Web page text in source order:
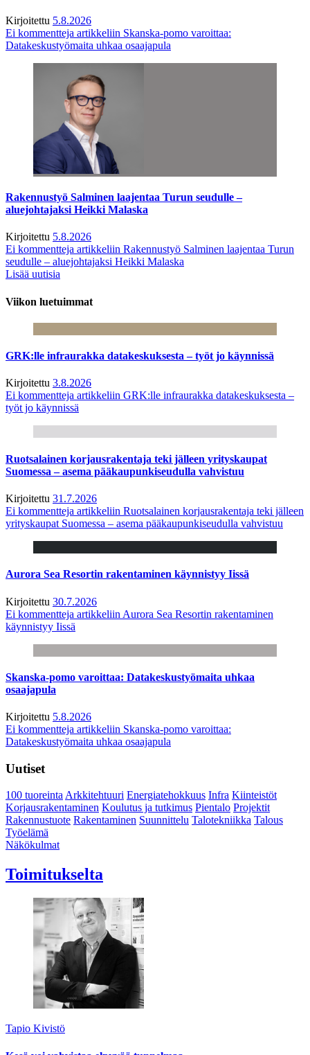
Kirjoitettu 5.8.2026
Ei kommentteja artikkeliin Skanska-pomo varoittaa:
Datakeskustyömaita uhkaa osaajapula
Rakennustyö Salminen laajentaa Turun seudulle –
aluejohtajaksi Heikki Malaska
Kirjoitettu 5.8.2026
Ei kommentteja artikkeliin Rakennustyö Salminen laajentaa Turun
seudulle – aluejohtajaksi Heikki Malaska
Lisää uutisia
Viikon luetuimmat
GRK:lle infraurakka datakeskuksesta – työt jo käynnissä
Kirjoitettu 3.8.2026
Ei kommentteja artikkeliin GRK:lle infraurakka datakeskuksesta –
työt jo käynnissä
Ruotsalainen korjausrakentaja teki jälleen yrityskaupat
Suomessa – asema pääkaupunkiseudulla vahvistuu
Kirjoitettu 31.7.2026
Ei kommentteja artikkeliin Ruotsalainen korjausrakentaja teki jälleen
yrityskaupat Suomessa – asema pääkaupunkiseudulla vahvistuu
Aurora Sea Resortin rakentaminen käynnistyy Iissä
Kirjoitettu 30.7.2026
Ei kommentteja artikkeliin Aurora Sea Resortin rakentaminen
käynnistyy Iissä
Skanska-pomo varoittaa: Datakeskustyömaita uhkaa
osaajapula
Kirjoitettu 5.8.2026
Ei kommentteja artikkeliin Skanska-pomo varoittaa:
Datakeskustyömaita uhkaa osaajapula
Uutiset
100 tuoreintaArkkitehtuuri Energiatehokkuus Infra Kiinteistöt
Korjausrakentaminen Koulutus ja tutkimus Pientalo Projektit
Rakennustuote Rakentaminen Suunnittelu Talotekniikka Talous
Työelämä
Näkökulmat
Toimitukselta
Tapio Kivistö